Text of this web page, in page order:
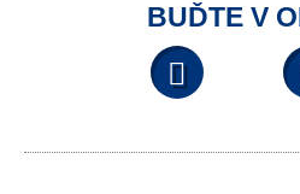
BUĎTE V